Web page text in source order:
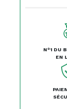
N°1 DU
EN